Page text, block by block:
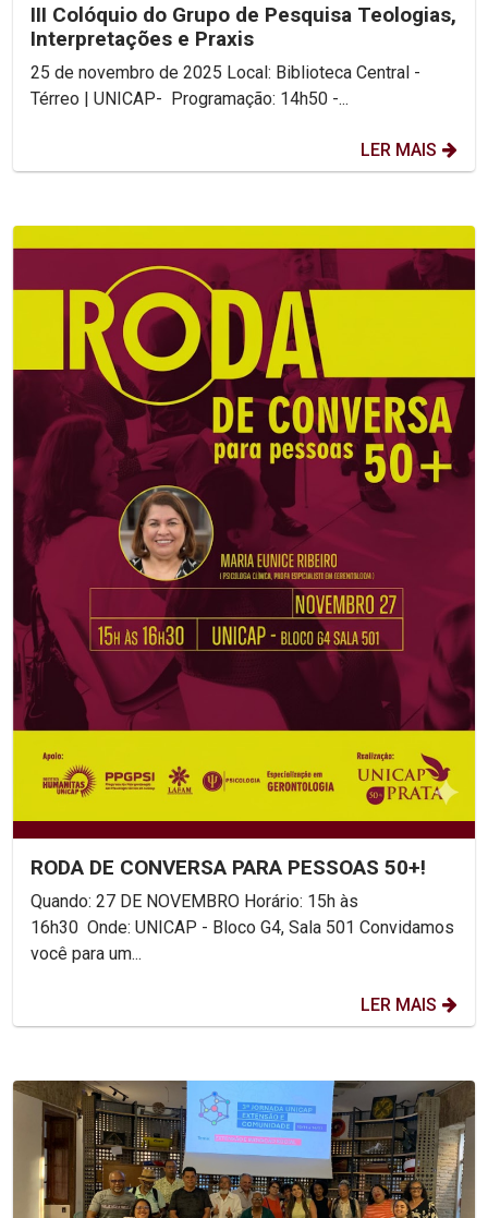
III Colóquio do Grupo de Pesquisa Teologias,
Interpretações e Praxis
25 de novembro de 2025 Local: Biblioteca Central -
Térreo | UNICAP- Programação: 14h50 -...
LER MAIS
RODA DE CONVERSA PARA PESSOAS 50+!
Quando: 27 DE NOVEMBRO Horário: 15h às
16h30 Onde: UNICAP - Bloco G4, Sala 501 Convidamos
você para um...
LER MAIS